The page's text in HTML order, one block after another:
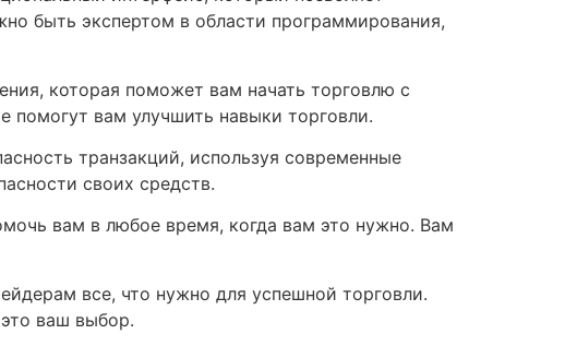
быть экспертом в области программирования,
которая поможет вам начать торговлю с
вам улучшить навыки торговли.
транзакций, используя современные
своих средств.
вам в любое время, когда вам это нужно. Вам
все, что нужно для успешной торговли.
ваш выбор.